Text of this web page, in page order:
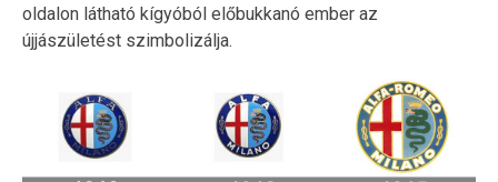
oldalon látható kígyóból előbukkanó ember az
újjászületést szimbolizálja.